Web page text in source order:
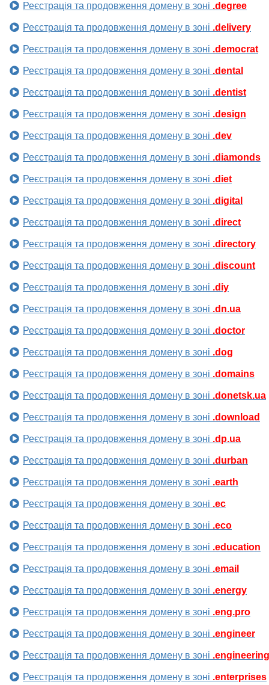
Реєстрація та продовження домену в зоні .degree
Реєстрація та продовження домену в зоні .delivery
Реєстрація та продовження домену в зоні .democrat
Реєстрація та продовження домену в зоні .dental
Реєстрація та продовження домену в зоні .dentist
Реєстрація та продовження домену в зоні .design
Реєстрація та продовження домену в зоні .dev
Реєстрація та продовження домену в зоні .diamonds
Реєстрація та продовження домену в зоні .diet
Реєстрація та продовження домену в зоні .digital
Реєстрація та продовження домену в зоні .direct
Реєстрація та продовження домену в зоні .directory
Реєстрація та продовження домену в зоні .discount
Реєстрація та продовження домену в зоні .diy
Реєстрація та продовження домену в зоні .dn.ua
Реєстрація та продовження домену в зоні .doctor
Реєстрація та продовження домену в зоні .dog
Реєстрація та продовження домену в зоні .domains
Реєстрація та продовження домену в зоні .donetsk.ua
Реєстрація та продовження домену в зоні .download
Реєстрація та продовження домену в зоні .dp.ua
Реєстрація та продовження домену в зоні .durban
Реєстрація та продовження домену в зоні .earth
Реєстрація та продовження домену в зоні .ec
Реєстрація та продовження домену в зоні .eco
Реєстрація та продовження домену в зоні .education
Реєстрація та продовження домену в зоні .email
Реєстрація та продовження домену в зоні .energy
Реєстрація та продовження домену в зоні .eng.pro
Реєстрація та продовження домену в зоні .engineer
Реєстрація та продовження домену в зоні .engineering
Реєстрація та продовження домену в зоні .enterprises